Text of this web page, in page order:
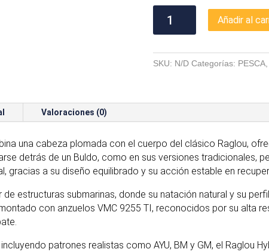
HYBRID
Añadir al
SKU: N/D Categorías: PESCA,
Valoraciones (0)
una cabeza plomada con el cuerpo del clásico Raglou,
detrás de un Buldo, como en sus versiones tradicionales,
gracias a su diseño equilibrado y su acción estable en
estructuras submarinas, donde su natación natural y su
con anzuelos VMC 9255 TI, reconocidos por su alta
patrones realistas como AYU, BM y GM, el Raglou